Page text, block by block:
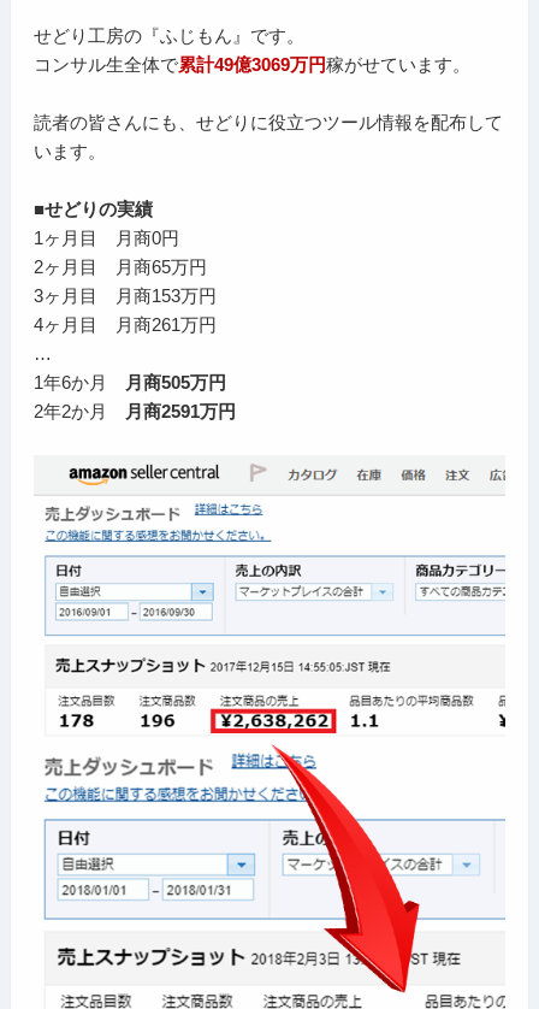
せどり工房の『ふじもん』です。
コンサル生全体で累計49億3069万円稼がせています。
読者の皆さんにも、せどりに役立つツール情報を配布して
います。
■せどりの実績
1ヶ月目 月商0円
2ヶ月目 月商65万円
3ヶ月目 月商153万円
4ヶ月目 月商261万円
…
1年6か月
月商505万円
2年2か月
月商2591万円